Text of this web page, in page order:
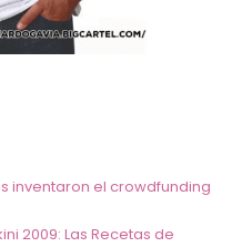
inventaron el crowdfunding
2009: Las Recetas de